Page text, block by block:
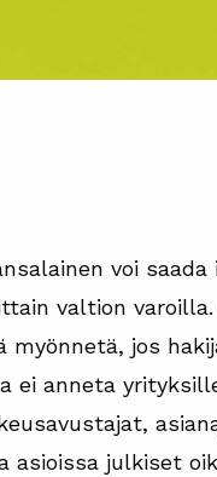
voi
valtion
myönnetä, jos
ei anneta
asioissa julkiset